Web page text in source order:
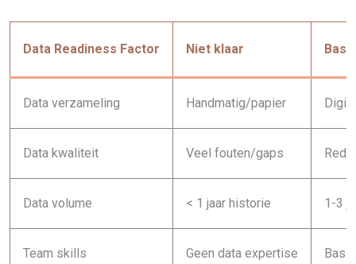
Data Readiness Factor Niet klaar
Data verzameling Handmatig/papier
Data kwaliteit Veel fouten/gaps
Data volume < 1 jaar historie 1-3
Team skills Geen data expertise